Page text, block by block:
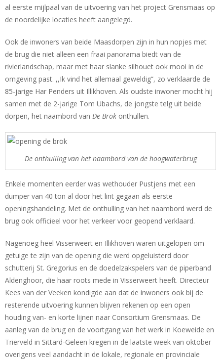
al eerste mijlpaal van de uitvoering van het project Grensmaas op
de noordelijke locaties heeft aangelegd.
Ook de inwoners van beide Maasdorpen zijn in hun nopjes met
de brug die niet alleen een fraai panorama biedt van de
rivierlandschap, maar met haar slanke silhouet ook mooi in de
omgeving past. ,,Ik vind het allemaal geweldig”, zo verklaarde de
85-jarige Har Penders uit Illikhoven. Als oudste inwoner mocht hij
samen met de 2-jarige Tom Ubachs, de jongste telg uit beide
dorpen, het naambord van De Brök onthullen.
De onthulling van het naambord van de hoogwaterbrug
Enkele momenten eerder was wethouder Pustjens met een
dumper van 40 ton al door het lint gegaan als eerste
openingshandeling. Met de onthulling van het naambord werd de
brug ook officieel voor het verkeer voor geopend verklaard.
Nagenoeg heel Visserweert en Illikhoven waren uitgelopen om
getuige te zijn van de opening die werd opgeluisterd door
schutterij St. Gregorius en de doedelzakspelers van de piperband
Aldenghoor, die haar roots mede in Visserweert heeft. Directeur
Kees van der Veeken kondigde aan dat de inwoners ook bij de
resterende uitvoering kunnen blijven rekenen op een open
houding van- en korte lijnen naar Consortium Grensmaas. De
aanleg van de brug en de voortgang van het werk in Koeweide en
Trierveld in Sittard-Geleen kregen in de laatste week van oktober
overigens veel aandacht in de lokale, regionale en provinciale